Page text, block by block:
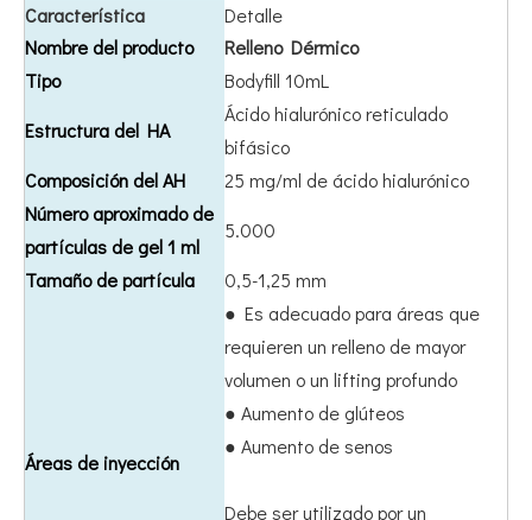
Característica
Detalle
Nombre del producto
Relleno Dérmico
Tipo
Bodyfill 10mL
Estructura del HA
Ácido hialurónico reticulado
bifásico
Composición del AH
25 mg/ml de ácido hialurónico
Número aproximado de
partículas de gel 1 ml
5.000
Tamaño de partícula
0,5-1,25 mm
Áreas de inyección
● Es adecuado para áreas que
requieren un relleno de mayor
volumen o un lifting profundo
● Aumento de glúteos
● Aumento de senos
Debe ser utilizado por un